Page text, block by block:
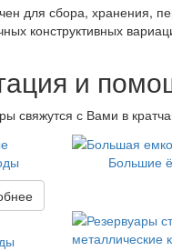
для сбора, хранения,
конструктивных
и
свяжутся с Вами в
Большие